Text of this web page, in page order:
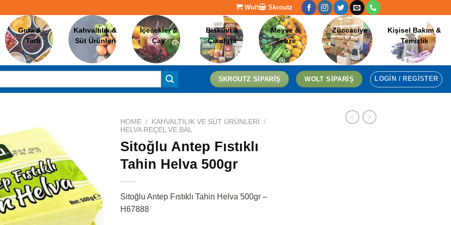
Wolt Skroutz
Gıda &
Tatlı
Kahvaltılık &
Süt Ürünleri
İçecekler &
Çay
Bisküvi &
Çikolota
Meyve &
Sebze
Züccaciye
Kişisel Bakım &
Temizlik
SKROUTZ SIPARIŞ WOLT SIPARIŞ LOGIN / REGISTER
Favorilere
Ekle
HOME / KAHVALTILIK VE SÜT ÜRÜNLERI
/
HELVA REÇEL VE BAL
Sitoğlu Antep Fıstıklı
Tahin Helva 500gr
Sitoğlu Antep Fıstıklı Tahin Helva 500gr –
H67888